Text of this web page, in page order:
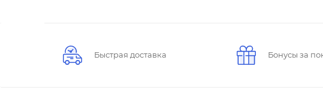
Быстрая доставка Бонусы за